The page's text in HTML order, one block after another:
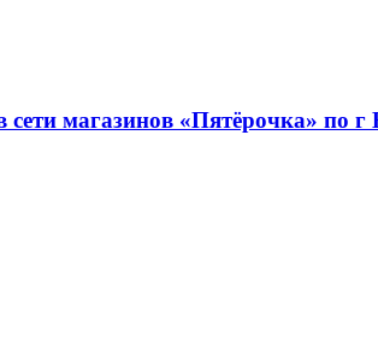
магазинов «Пятёрочка» по г